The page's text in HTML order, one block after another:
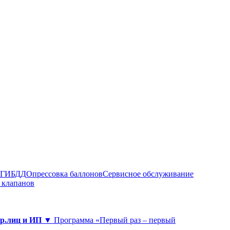
ГИБДДОпрессовка баллоновСервисное обслуживание
и ИП ▼ Программа «Первый раз – первый